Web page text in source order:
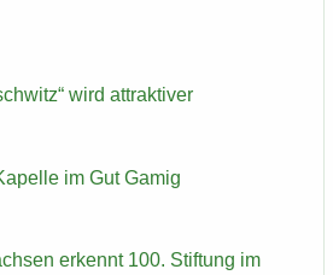
wird at­trak­ti­ver
im Gut Gamig
er­kennt 100. Stif­tung im